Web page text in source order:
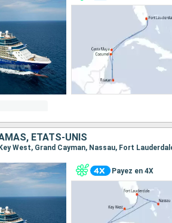
ÉTATS-UNIS
West, Grand Cayman, Nassau, Fort
Payez en 4X